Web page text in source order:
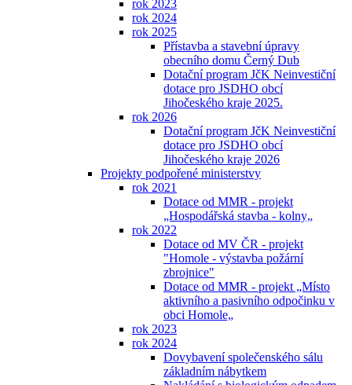
rok 2023
rok 2024
rok 2025
Přístavba a stavební úpravy
obecního domu Černý Dub
Dotační program JčK Neinvestiční
dotace pro JSDHO obcí
Jihočeského kraje 2025.
rok 2026
Dotační program JčK Neinvestiční
dotace pro JSDHO obcí
Jihočeského kraje 2026
Projekty podpořené ministerstvy
rok 2021
Dotace od MMR - projekt
„Hospodářská stavba - kolny„
rok 2022
Dotace od MV ČR - projekt
"Homole - výstavba požární
zbrojnice"
Dotace od MMR - projekt „Místo
aktivního a pasivního odpočinku v
obci Homole„
rok 2023
rok 2024
Dovybavení společenského sálu
základním nábytkem